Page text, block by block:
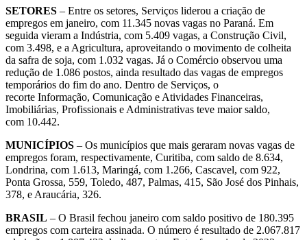
SETORES – Entre os setores, Serviços liderou a criação de
empregos em janeiro, com 11.345 novas vagas no Paraná. Em
seguida vieram a Indústria, com 5.409 vagas, a Construção Civil,
com 3.498, e a Agricultura, aproveitando o movimento de colheita
da safra de soja, com 1.032 vagas. Já o Comércio observou uma
redução de 1.086 postos, ainda resultado das vagas de empregos
temporários do fim do ano. Dentro de Serviços, o
recorte Informação, Comunicação e Atividades Financeiras,
Imobiliárias, Profissionais e Administrativas teve maior saldo,
com 10.442.
MUNICÍPIOS – Os municípios que mais geraram novas vagas de
empregos foram, respectivamente, Curitiba, com saldo de 8.634,
Londrina, com 1.613, Maringá, com 1.266, Cascavel, com 922,
Ponta Grossa, 559, Toledo, 487, Palmas, 415, São José dos Pinhais,
378, e Araucária, 326.
BRASIL – O Brasil fechou janeiro com saldo positivo de 180.395
empregos com carteira assinada. O número é resultado de 2.067.817